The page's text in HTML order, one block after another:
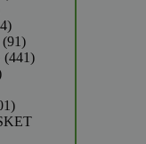
164
producten
9191
producten
441441
1901
producten